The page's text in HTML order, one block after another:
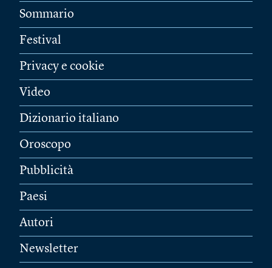
Sommario
Festival
Privacy e cookie
Video
Dizionario italiano
Oroscopo
Pubblicità
Paesi
Autori
Newsletter